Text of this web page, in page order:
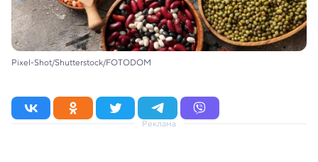
Pixel-Shot/Shutterstock/FOTODOM
Реклама